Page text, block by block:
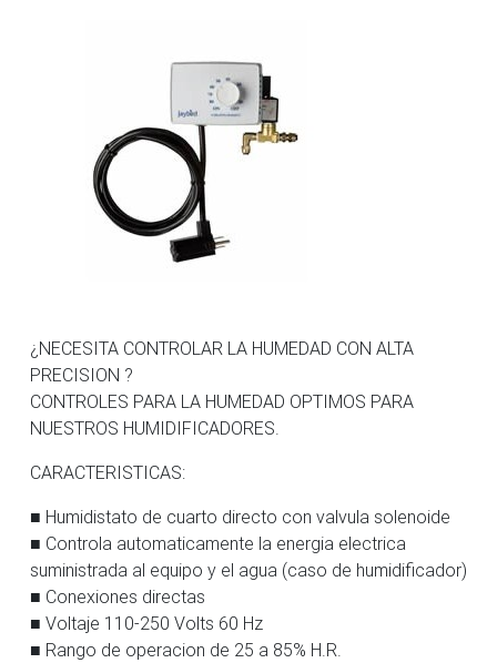
¿NECESITA CONTROLAR LA HUMEDAD CON ALTA
PRECISION ?
CONTROLES PARA LA HUMEDAD OPTIMOS PARA
NUESTROS HUMIDIFICADORES.
CARACTERISTICAS:
■ Humidistato de cuarto directo con valvula solenoide
■ Controla automaticamente la energia electrica
suministrada al equipo y el agua (caso de humidificador)
■ Conexiones directas
■ Voltaje 110-250 Volts 60 Hz
■ Rango de operacion de 25 a 85% H.R.